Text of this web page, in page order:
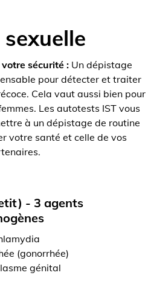
sécurité :Un dépistage
pour détecter et traiter
Cela vaut aussi bien pour
Les autotests IST vous
à un dépistage de routine
votre santé et celle de vos
- 3 agents
(gonorrhée)
génital